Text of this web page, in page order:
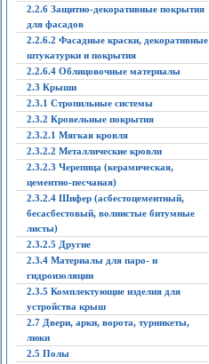
2.2.6 Защитно-декоративные покрытия
для фасадов
2.2.6.2 Фасадные краски, декоративные
штукатурки и покрытия
2.2.6.4 Облицовочные материалы
2.3 Крыши
2.3.1 Стропильные системы
2.3.2 Кровельные покрытия
2.3.2.1 Мягкая кровля
2.3.2.2 Металлические кровли
2.3.2.3 Черепица (керамическая,
цементно-песчаная)
2.3.2.4 Шифер (асбестоцементный,
бесасбестовый, волнистые битумные
листы)
2.3.2.5 Другие
2.3.4 Материалы для паро- и
гидроизоляции
2.3.5 Комплектующие изделия для
устройства крыш
2.7 Двери, арки, ворота, турникеты,
люки
2.5 Полы